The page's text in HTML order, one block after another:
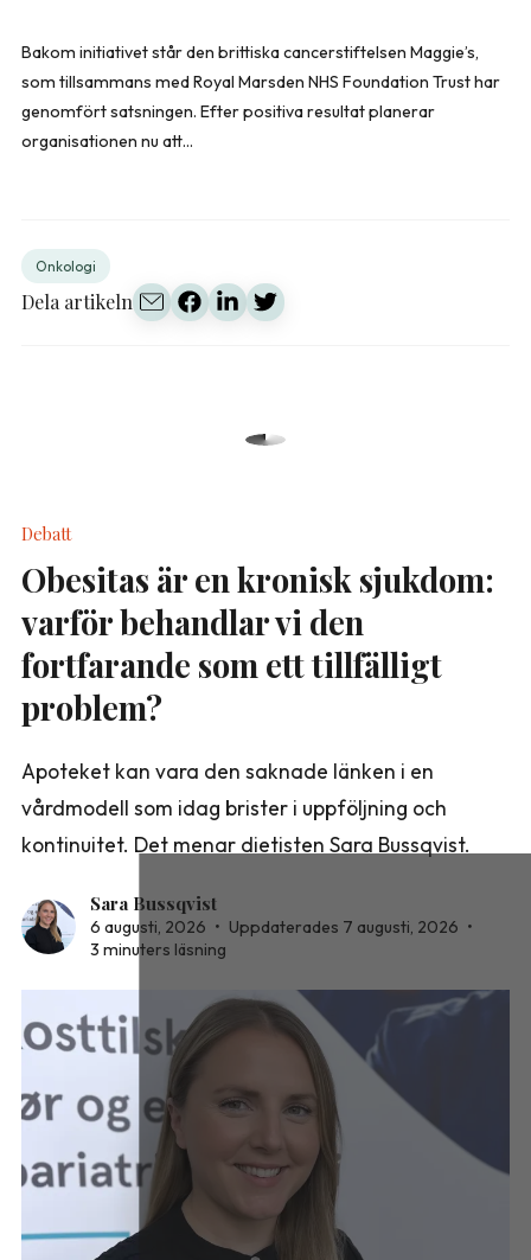
Bakom initiativet står den brittiska cancerstiftelsen Maggie’s,
som tillsammans med Royal Marsden NHS Foundation Trust har
genomfört satsningen. Efter positiva resultat planerar
organisationen nu att...
Onkologi
Dela artikeln
Debatt
Obesitas är en kronisk sjukdom:
varför behandlar vi den
fortfarande som ett tillfälligt
problem?
Apoteket kan vara den saknade länken i en
vårdmodell som idag brister i uppföljning och
kontinuitet. Det menar dietisten Sara Bussqvist.
Sara Bussqvist
6 augusti, 2026 • Uppdaterades 7 augusti, 2026 •
3 minuters läsning